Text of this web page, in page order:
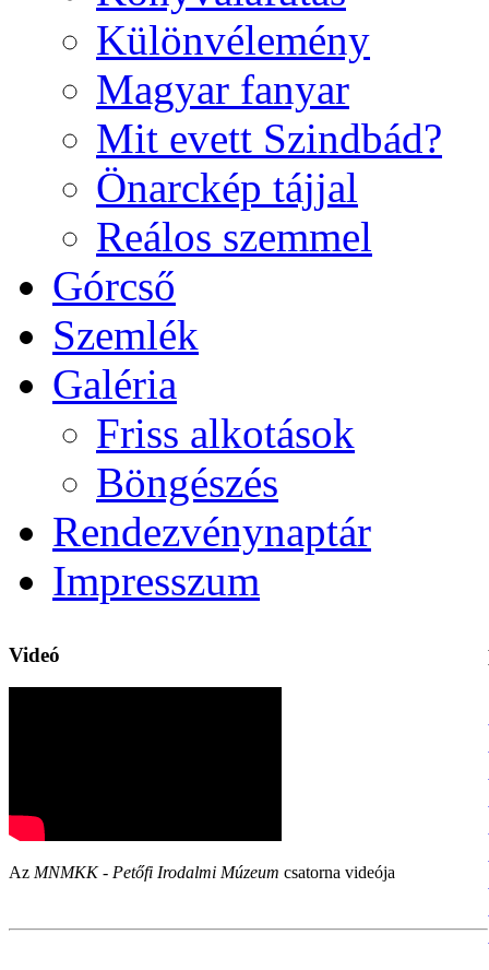
Különvélemény
Magyar fanyar
Mit evett Szindbád?
Önarckép tájjal
Reálos szemmel
Górcső
Szemlék
Galéria
Friss alkotások
Böngészés
Rendezvénynaptár
Impresszum
Videó
Az MNMKK - Petőfi Irodalmi Múzeum csatorna videója